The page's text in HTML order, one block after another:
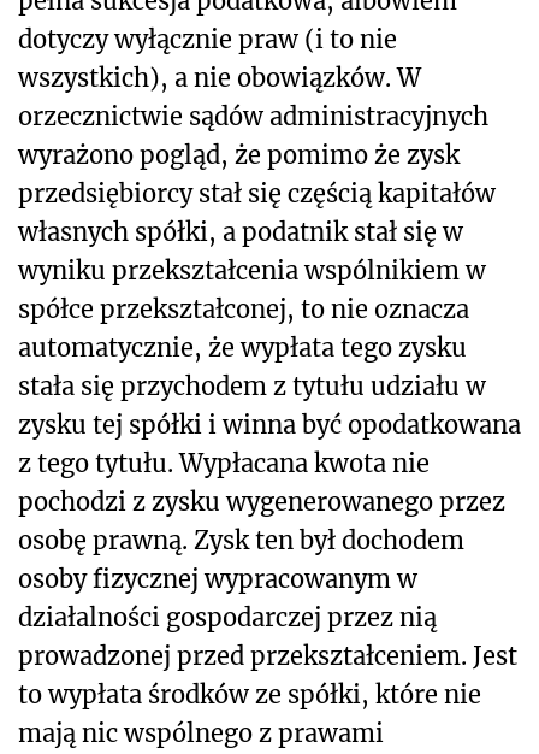
dotyczy wyłącznie praw (i to nie
wszystkich), a nie obowiązków. W
orzecznictwie sądów administracyjnych
wyrażono pogląd, że pomimo że zysk
przedsiębiorcy stał się częścią kapitałów
własnych spółki, a podatnik stał się w
wyniku przekształcenia wspólnikiem w
spółce przekształconej, to nie oznacza
automatycznie, że wypłata tego zysku
stała się przychodem z tytułu udziału w
zysku tej spółki i winna być opodatkowana
z tego tytułu. Wypłacana kwota nie
pochodzi z zysku wygenerowanego przez
osobę prawną. Zysk ten był dochodem
osoby fizycznej wypracowanym w
działalności gospodarczej przez nią
prowadzonej przed przekształceniem. Jest
to wypłata środków ze spółki, które nie
mają nic wspólnego z prawami